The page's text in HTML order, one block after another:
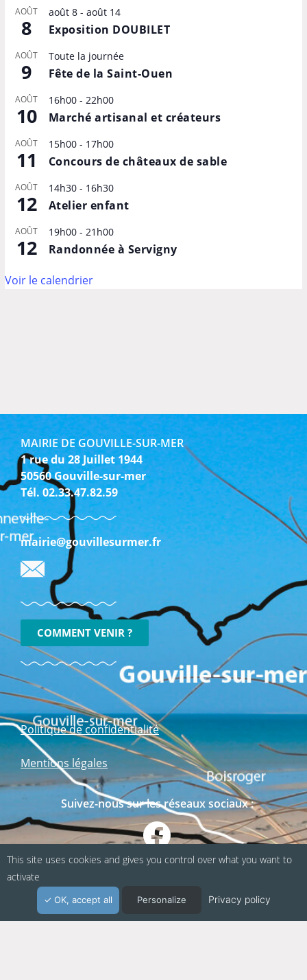
AOÛT
8
août 8- août 14
Exposition DOUBILET
AOÛT
9
Toute la journée
Fête de la Saint-Ouen
AOÛT
10
16h00- 22h00
Marché artisanal et créateurs
AOÛT
11
15h00- 17h00
Concours de châteaux de sable
AOÛT
12
14h30- 16h30
Atelier enfant
AOÛT
12
19h00- 21h00
Randonnée à Servigny
Voir le calendrier
MAIRIE DE GOUVILLE-SUR-MER
1 rue du 28 Juillet 1944
50560 Gouville-sur-mer
Tél. 02.33.47.82.59
mairie@gouvillesurmer.fr
COMMENT VENIR ?
Politique de confidentialité
Mentions légales
Suivez-nous sur les réseaux sociaux :
This site uses cookies and gives you control over what you want to
activate
OK, accept all Personalize Privacy policy